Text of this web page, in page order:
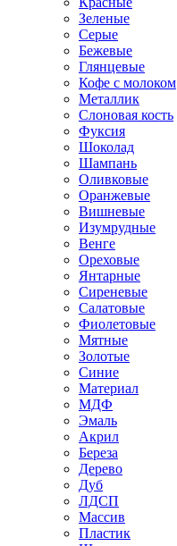
Зеленые
Серые
Бежевые
Глянцевые
Кофе с молоком
Металлик
Слоновая кость
Фуксия
Шоколад
Шампань
Оливковые
Оранжевые
Вишневые
Изумрудные
Венге
Ореховые
Янтарные
Сиреневые
Салатовые
Фиолетовые
Мятные
Золотые
Синие
Материал
МДФ
Эмаль
Акрил
Береза
Дерево
Дуб
ЛДСП
Массив
Пластик